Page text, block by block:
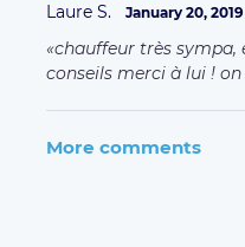
Laure S. January 20, 2019
chauffeur très sympa,
conseils merci à lui !
More comments